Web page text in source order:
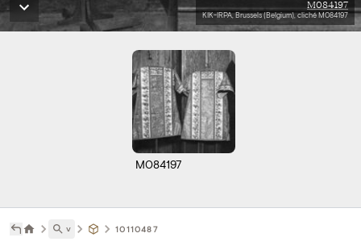
M084197
KIK-IRPA, Brussels (Belgium), cliché M084197
M084197
˅ 10110487